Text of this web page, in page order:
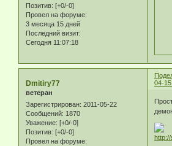
Позитив: [+0/-0]
Провел на форуме:
3 месяца 15 дней
Последний визит:
Сегодня 11:07:18
04-
Dmitiry77
ветеран
Зарегистрирован: 2011-05-22
Сообщений: 1870
Уважение: [+0/-0]
Позитив: [+0/-0]
Провел на форуме: